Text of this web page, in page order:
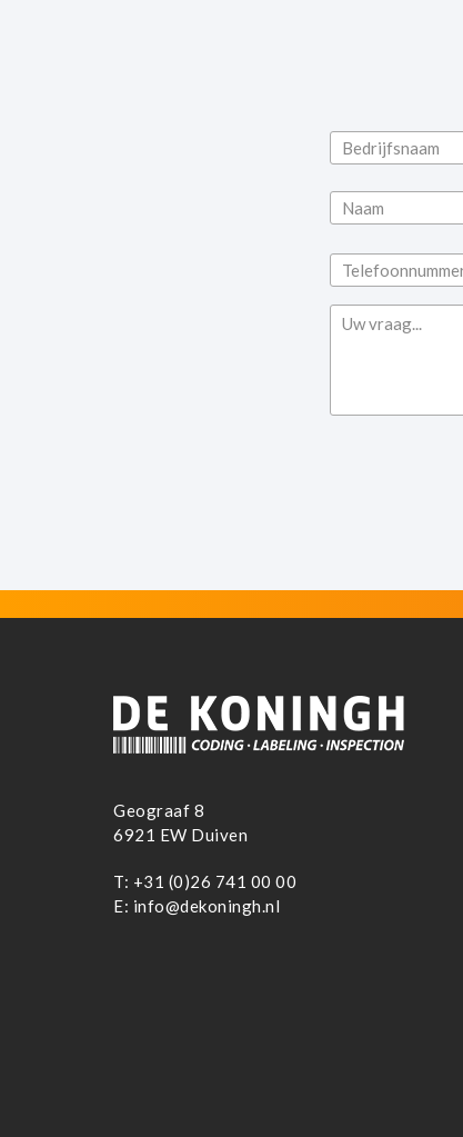
Geograaf 8
6921 EW Duiven
T: +31 (0)26 741 00 00
E: info@dekoningh.nl